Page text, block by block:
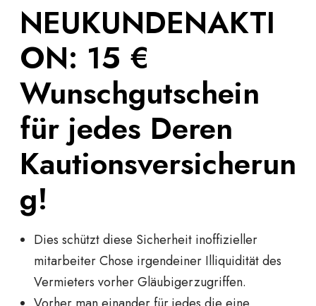
NEUKUNDENAKTI
ON: 15 €
Wunschgutschein
für jedes Deren
Kautionsversicherun
g!
Dies schützt diese Sicherheit inoffizieller
mitarbeiter Chose irgendeiner Illiquidität des
Vermieters vorher Gläubigerzugriffen.